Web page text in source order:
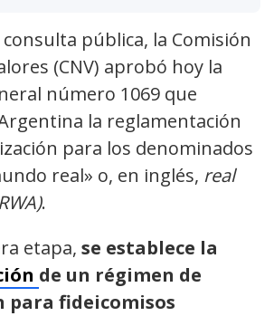
pública, la Comisión
(CNV) aprobó hoy la
número 1069 que
la reglamentación
para los denominados
real» o, en inglés, real
.
etapa, se establece la
de un régimen de
para fideicomisos